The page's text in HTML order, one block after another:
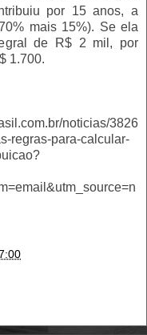
por 15 anos, a
mais 15%). Se ela
de R$ 2 mil, por
1.700.
noticias/3826
regras-para-calcular-